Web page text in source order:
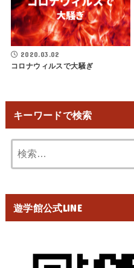
2020.03.02
コロナウィルスで大騒ぎ
キーワードで検索
遊学館公式LINE